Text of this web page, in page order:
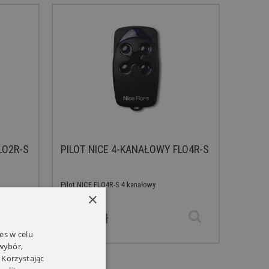
S PILOT NICE 4-KANAŁOWY FLO4R-S
Pilot NICE FLO4R-S 4 kanałowy
169,00 zł
×
w celu